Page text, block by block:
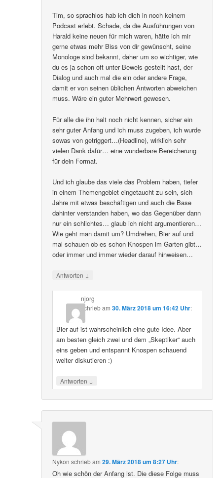
Tim, so sprachlos hab ich dich in noch keinem
Podcast erlebt. Schade, da die Ausführungen von
Harald keine neuen für mich waren, hätte ich mir
gerne etwas mehr Biss von dir gewünscht, seine
Monologe sind bekannt, daher um so wichtiger, wie
du es ja schon oft unter Beweis gestellt hast, der
Dialog und auch mal die ein oder andere Frage,
damit er von seinen üblichen Antworten abweichen
muss. Wäre ein guter Mehrwert gewesen.
Für alle die ihn halt noch nicht kennen, sicher ein
sehr guter Anfang und ich muss zugeben, ich wurde
sowas von getriggert…(Headline), wirklich sehr
vielen Dank dafür… eine wunderbare Bereicherung
für dein Format.
Und ich glaube das viele das Problem haben, tiefer
in einem Themengebiet eingetaucht zu sein, sich
Jahre mit etwas beschäftigen und auch die Base
dahinter verstanden haben, wo das Gegenüber dann
nur ein schlichtes… glaub ich nicht argumentieren…
Wie geht man damit um? Umdrehen, Bier auf und
mal schauen ob es schon Knospen im Garten gibt…
oder immer und immer wieder darauf hinweisen…
Antworten ↓
njorg
schriebam 30. März 2018 um 16:42 Uhr:
Bier auf ist wahrscheinlich eine gute Idee. Aber
am besten gleich zwei und dem „Skeptiker“ auch
eins geben und entspannt Knospen schauend
weiter diskutieren :)
Antworten ↓
Nykon schriebam29. März 2018 um 8:27 Uhr:
Oh wie schön der Anfang ist. Die diese Folge muss